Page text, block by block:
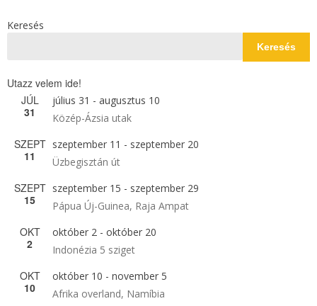
Keresés
Keresés
Utazz velem ide!
JÚL
31
július 31 - augusztus 10
Közép-Ázsia utak
SZEPT
11
szeptember 11 - szeptember 20
Üzbegisztán út
SZEPT
15
szeptember 15 - szeptember 29
Pápua Új-Guinea, Raja Ampat
OKT
2
október 2 - október 20
Indonézia 5 sziget
OKT
10
október 10 - november 5
Afrika overland, Namíbia